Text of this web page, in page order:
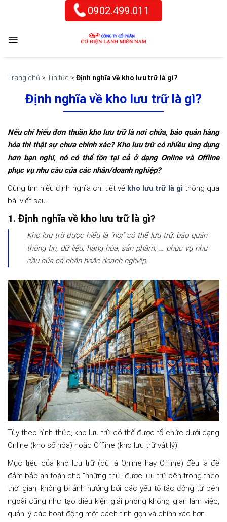
0902.499.011
Trang chủ > Tin tức > Định nghĩa về kho lưu trữ là gì?
Định nghĩa về kho lưu trữ là gì?
Nếu chỉ hiểu đơn thuần kho lưu trữ là nơi chứa, bảo quản hàng
hóa thì thật sự chưa chính xác? Kho lưu trữ có nhiều ứng dụng
hơn bạn nghĩ, nó có thể tồn tại cả ở dạng Online và Offline
phục vụ nhu cầu của các nhân/doanh nghiệp?
Cùng tìm hiểu định nghĩa chi tiết về kho lưu trữ là gì thông qua
bài viết sau.
1. Định nghĩa về kho lưu trữ là gì?
Kho lưu trữ được hiểu là “nơi” có thể lưu trữ, bảo quản
thông tin, dữ liệu, hàng hóa, sản phẩm, … phục vụ nhu
cầu của cá nhân hoặc doanh nghiệp.
Tùy theo hình thức, kho lưu trữ có thể được tổ chức dưới dạng
Online (kho số hóa) hoặc Offline (kho lưu trữ vật lý).
Mục tiêu của kho lưu trữ (dù là Online hay Offline) đều là để
đảm bảo an toàn cho “những thứ” được lưu trữ bên trong theo
thời gian, không bị ảnh hưởng bởi các yếu tố tác động từ bên
ngoài cũng như tạo điều kiện giải phóng không gian làm việc,
quản lý các hoạt động một cách tinh gọn và chính xác hơn.